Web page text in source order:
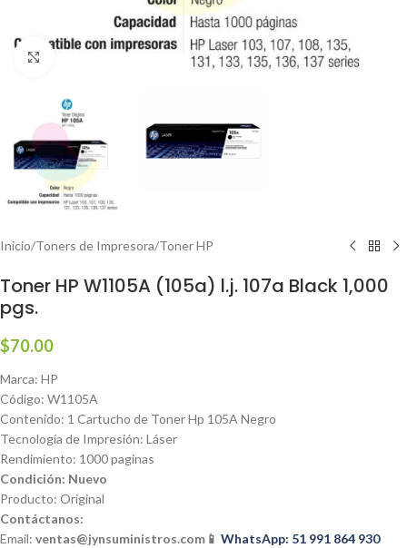
Haga clic para ampliar
Inicio/Toners de Impresora/Toner HP
Toner HP W1105A (105a) l.j. 107a Black 1,000
pgs.
$70.00
Marca: HP
Código: W1105A
Contenido: 1 Cartucho de Toner Hp 105A Negro
Tecnología de Impresión: Láser
Rendimiento: 1000 paginas
Condición: Nuevo
Producto: Original
Contáctanos:
Email: ventas@jynsuministros.com 📱 WhatsApp: 51 991 864 930